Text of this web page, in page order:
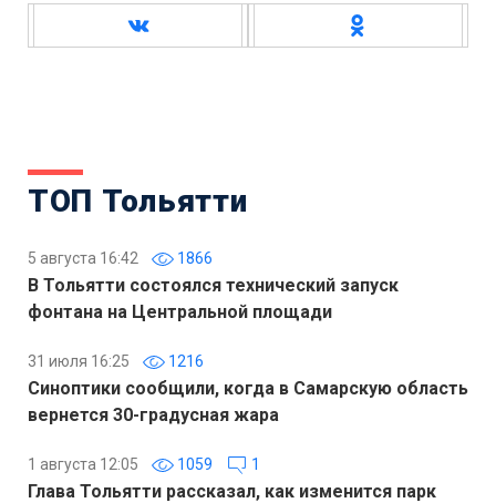
ТОП Тольятти
5 августа 16:42 1866
В Тольятти состоялся технический запуск
фонтана на Центральной площади
31 июля 16:25 1216
Синоптики сообщили, когда в Самарскую область
вернется 30-градусная жара
1 августа 12:05 1059 1
Глава Тольятти рассказал, как изменится парк